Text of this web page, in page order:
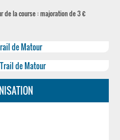
de la course : majoration de 3 €